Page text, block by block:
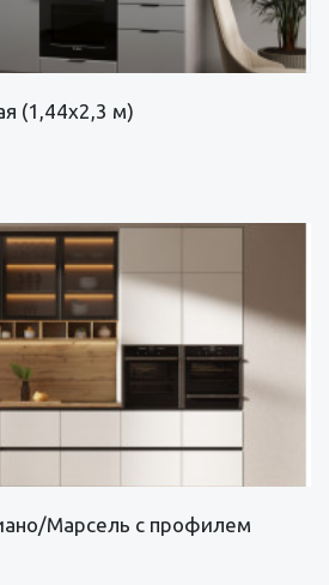
(1,44х2,3 м)
Марсель с профилем